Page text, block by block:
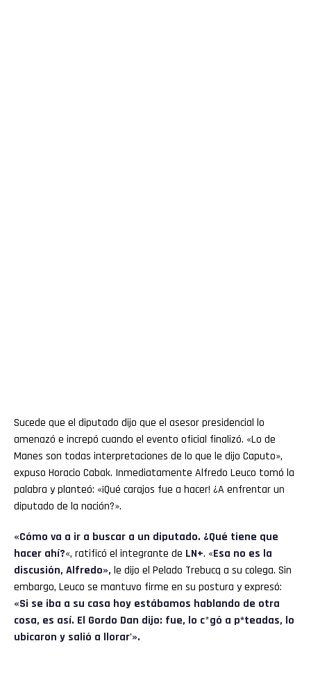
Sucede que el diputado dijo que el asesor presidencial lo
amenazó e increpó cuando el evento oficial finalizó. «Lo de
Manes son todas interpretaciones de lo que le dijo Caputo»,
expuso Horacio Cabak. Inmediatamente Alfredo Leuco tomó la
palabra y planteó: «¡Qué carajos fue a hacer! ¿A enfrentar un
diputado de la nación?».
«Cómo va a ir a buscar a un diputado. ¿Qué tiene que
hacer ahí?«, ratificó el integrante de LN+. «Esa no es la
discusión, Alfredo», le dijo el Pelado Trebucq a su colega. Sin
embargo, Leuco se mantuvo firme en su postura y expresó:
«Si se iba a su casa hoy estábamos hablando de otra
cosa, es así. El Gordo Dan dijo: fue, lo c*gó a p*teadas, lo
ubicaron y salió a llorar'».